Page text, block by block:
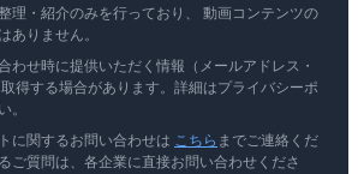
理・紹介のみを行っており、 動画コンテンツの
ありません。
わせ時に提供いただく情報（メールアドレス・
得する場合があります。詳細はプライバシーポ
。
に関するお問い合わせは こちら までご連絡くだ
ご質問は、各企業に直接お問い合わせくださ